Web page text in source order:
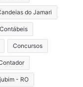
do Jamari
Concursos
- RO